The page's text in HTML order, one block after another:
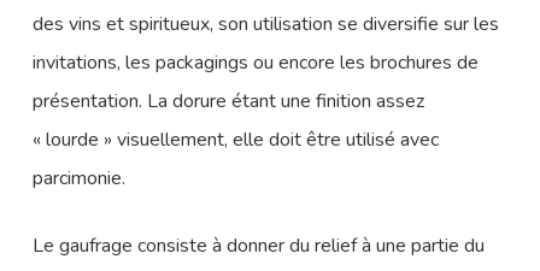
des vins et spiritueux, son utilisation se diversifie sur les
invitations, les packagings ou encore les brochures de
présentation. La dorure étant une finition assez
« lourde » visuellement, elle doit être utilisé avec
parcimonie.
Le gaufrage consiste à donner du relief à une partie du